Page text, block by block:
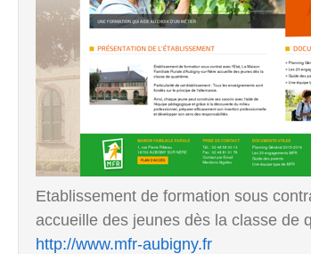
Etablissement de formation sous
accueille des jeunes dès la classe de
http://www.mfr-aubigny.fr